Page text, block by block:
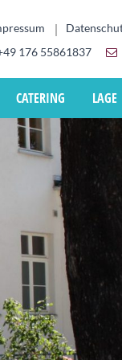
176 55861837
CATERING LAGE